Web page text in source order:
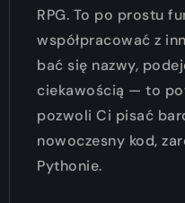
RPG. To po prostu
współpracować z
bać się nazwy,
ciekawością — to
pozwoli Ci pisać
nowoczesny kod,
Pythonie.